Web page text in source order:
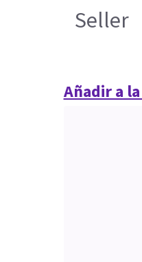
Seller
Añadir a